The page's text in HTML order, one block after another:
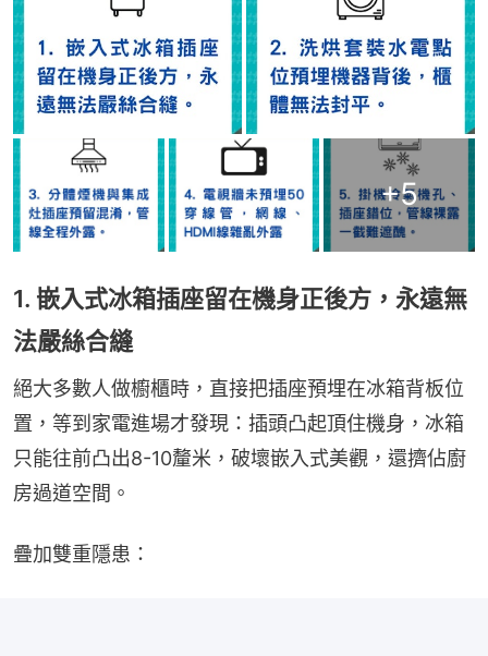
+5
1. 嵌入式冰箱插座留在機身正後方，永遠無
法嚴絲合縫
絕大多數人做櫥櫃時，直接把插座預埋在冰箱背板位
置，等到家電進場才發現：插頭凸起頂住機身，冰箱
只能往前凸出8-10釐米，破壞嵌入式美觀，還擠佔廚
房過道空間。
疊加雙重隱患：